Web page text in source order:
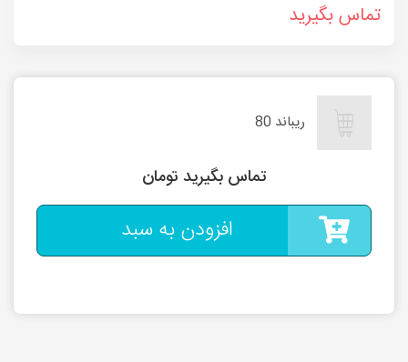
تماس بگیرید
ریباند 80
تماس بگیرید تومان
افزودن به سبد